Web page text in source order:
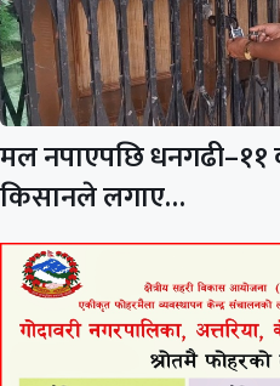
मल नपाएपछि धनगढी–११
किसानले लगाए…